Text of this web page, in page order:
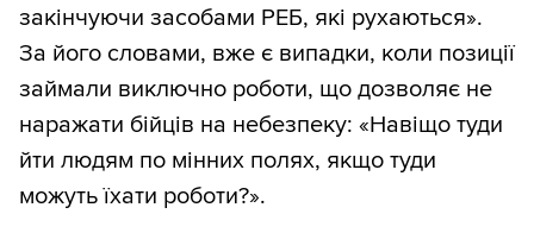
закінчуючи засобами РЕБ, які рухаються».
За його словами, вже є випадки, коли позиції
займали виключно роботи, що дозволяє не
наражати бійців на небезпеку: «Навіщо туди
йти людям по мінних полях, якщо туди
можуть їхати роботи?».